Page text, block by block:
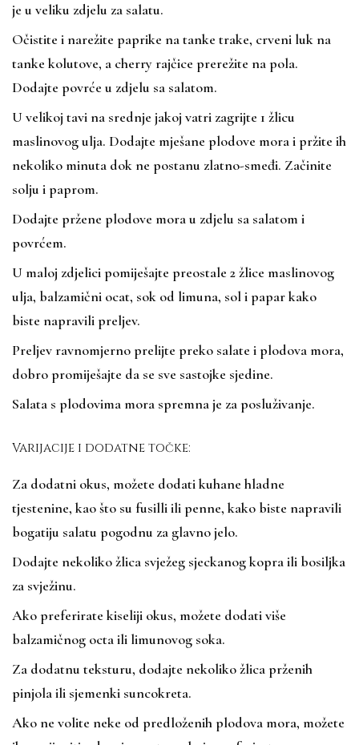
je u veliku zdjelu za salatu.
Očistite i narežite paprike na tanke trake, crveni luk na
tanke kolutove, a cherry rajčice prerežite na pola.
Dodajte povrće u zdjelu sa salatom.
U velikoj tavi na srednje jakoj vatri zagrijte 1 žlicu
maslinovog ulja. Dodajte mješane plodove mora i pržite ih
nekoliko minuta dok ne postanu zlatno-smeđi. Začinite
solju i paprom.
Dodajte pržene plodove mora u zdjelu sa salatom i
povrćem.
U maloj zdjelici pomiješajte preostale 2 žlice maslinovog
ulja, balzamični ocat, sok od limuna, sol i papar kako
biste napravili preljev.
Preljev ravnomjerno prelijte preko salate i plodova mora,
dobro promiješajte da se sve sastojke sjedine.
Salata s plodovima mora spremna je za posluživanje.
Varijacije i dodatne točke:
Za dodatni okus, možete dodati kuhane hladne
tjestenine, kao što su fusilli ili penne, kako biste napravili
bogatiju salatu pogodnu za glavno jelo.
Dodajte nekoliko žlica svježeg sjeckanog kopra ili bosiljka
za svježinu.
Ako preferirate kiseliji okus, možete dodati više
balzamičnog octa ili limunovog soka.
Za dodatnu teksturu, dodajte nekoliko žlica prženih
pinjola ili sjemenki suncokreta.
Ako ne volite neke od predloženih plodova mora, možete